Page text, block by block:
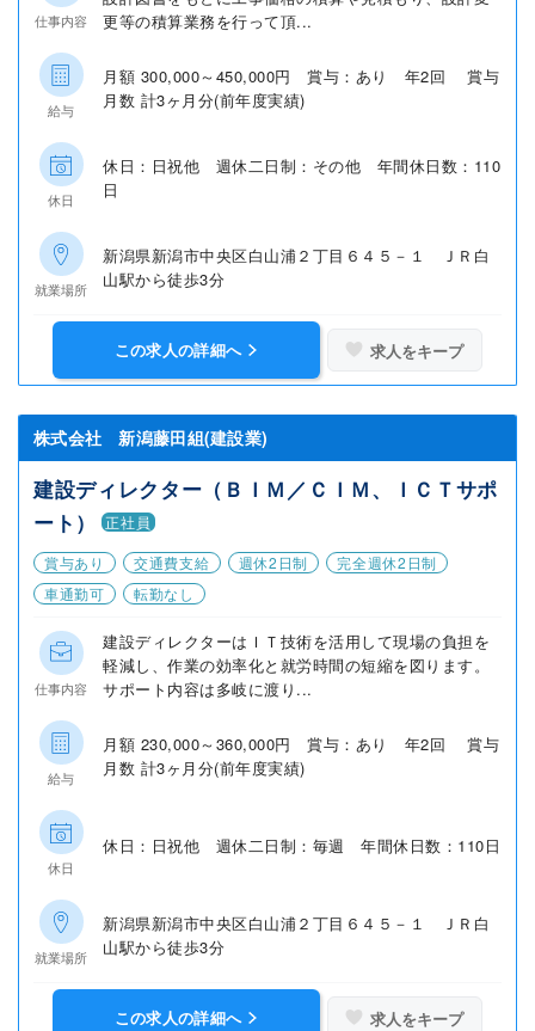
仕事内容
更等の積算業務を行って頂...
給与
月額 300,000～450,000円 賞与：あり 年2回 賞与
月数 計3ヶ月分(前年度実績)
休日
休日：日祝他 週休二日制：その他 年間休日数：110
日
就業場所
新潟県新潟市中央区白山浦２丁目６４５－１ ＪＲ白
山駅から徒歩3分
この求人の詳細へ 求人をキープ
株式会社 新潟藤田組(建設業)
建設ディレクター（ＢＩＭ／ＣＩＭ、ＩＣＴサポ
ート）
正社員
賞与あり
交通費支給 週休2日制
完全週休2日制
車通勤可
転勤なし
仕事内容
建設ディレクターはＩＴ技術を活用して現場の負担を
軽減し、作業の効率化と就労時間の短縮を図ります。
サポート内容は多岐に渡り...
給与
月額 230,000～360,000円 賞与：あり 年2回 賞与
月数 計3ヶ月分(前年度実績)
休日
休日：日祝他 週休二日制：毎週 年間休日数：110日
就業場所
新潟県新潟市中央区白山浦２丁目６４５－１ ＪＲ白
山駅から徒歩3分
この求人の詳細へ 求人をキープ